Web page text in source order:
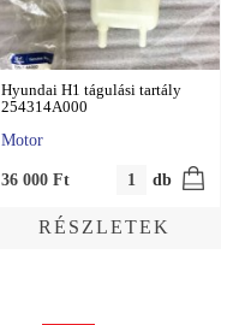
Hyundai H1 tágulási tartály
254314A000
Motor
36 000 Ft db
RÉSZLETEK